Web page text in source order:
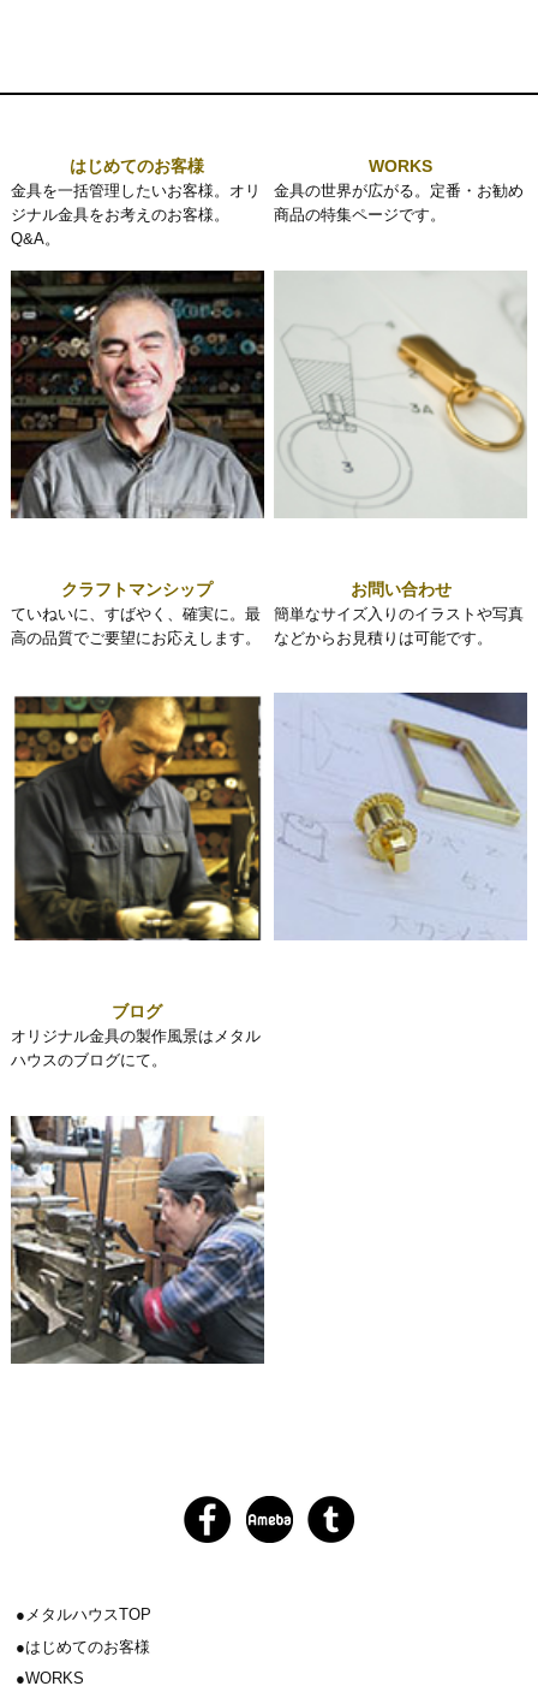
はじめてのお客様
金具を一括管理したいお客様。オリ
ジナル金具をお考えのお客様。
Q&A。
WORKS
金具の世界が広がる。定番・お勧め
商品の特集ページです。
クラフトマンシップ
ていねいに、すばやく、確実に。最
高の品質でご要望にお応えします。
お問い合わせ
簡単なサイズ入りのイラストや写真
などからお見積りは可能です。
ブログ
オリジナル金具の製作風景はメタル
ハウスのブログにて。
メタルハウスTOP
はじめてのお客様
WORKS